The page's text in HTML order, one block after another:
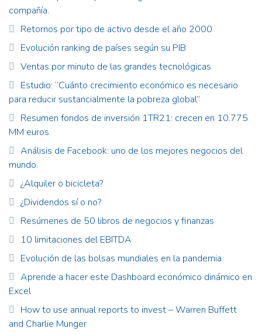
compañía.
Retornos por tipo de activo desde el año 2000
Evolución ranking de países según su PIB
Ventas por minuto de las grandes tecnológicas
Estudio: “Cuánto crecimiento económico es necesario
para reducir sustancialmente la pobreza global”
Resumen fondos de inversión 1TR21: crecen en 10.775
MM euros
Análisis de Facebook: uno de los mejores negocios del
mundo.
¿Alquiler o bicicleta?
¿Dividendos sí o no?
Resúmenes de 50 libros de negocios y finanzas
10 limitaciones del EBITDA
Evolución de las bolsas mundiales en la pandemia
Aprende a hacer este Dashboard económico dinámico en
Excel
How to use annual reports to invest – Warren Buffett
and Charlie Munger